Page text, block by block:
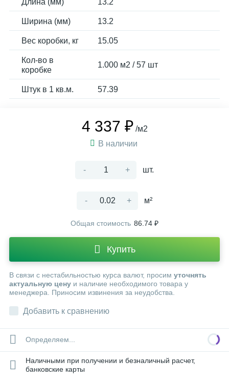
Длина (мм) 13.2
Ширина (мм) 13.2
Вес коробки, кг 15.05
Кол-во в
коробке
1.000 м2 / 57 шт
Штук в 1 кв.м. 57.39
4 337 ₽ /м2
В наличии
- + шт.
- + м²
Общая стоимость 86.74 ₽
Купить
В связи с нестабильностью курса валют, просим уточнять
актуальную цену и наличие необходимого товара у
менеджера. Приносим извинения за неудобства.
Добавить к сравнению
Определяем...
Наличными при получении и безналичный расчет,
банковские карты